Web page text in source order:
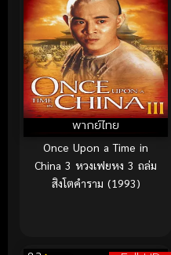
พากย์ไทย
Once Upon a Time in
China 3 หวงเฟยหง 3 ถล่ม
สิงโตคำราม (1993)